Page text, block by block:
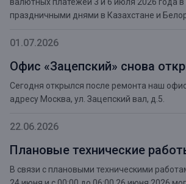
праздничными днями в Казахстане и
01.07.2026
Офис «Зацепский» снова
Сегодня открылся после ремонта наш
адресу Москва, ул. Зацепский вал, д.5.
22.06.2026
Плановые технические
В связи с плановыми техническими